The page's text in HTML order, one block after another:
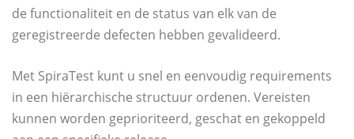
de functionaliteit en de status van elk van de
geregistreerde defecten hebben gevalideerd.
Met SpiraTest kunt u snel en eenvoudig requirements
in een hiërarchische structuur ordenen. Vereisten
kunnen worden geprioriteerd, geschat en gekoppeld